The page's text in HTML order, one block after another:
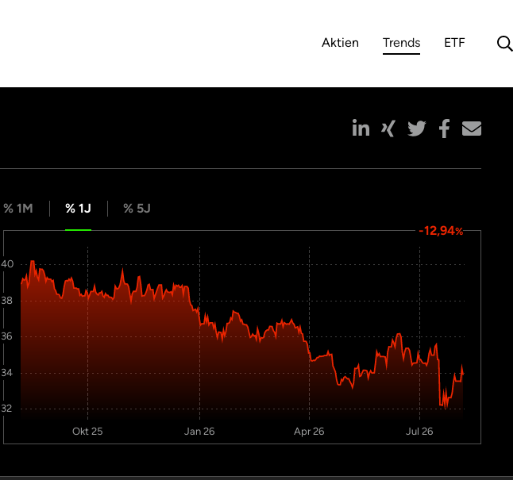
Aktien Trends
(aktuelle Auswahl)
ETF
% 1M % 1J
% 5J
-12,94%
32
34
36
38
40
Okt 25 Jan 26 Apr 26 Jul 26